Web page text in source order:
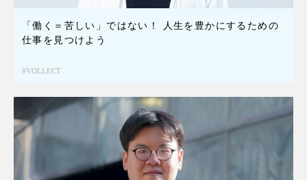
「働く＝苦しい」ではない！ 人生を豊かにするための
仕事を見つけよう
VOLLECT